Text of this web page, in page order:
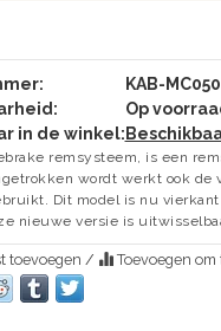
KAB-
Op
in de winkel:
remsysteem, is een
wordt werkt ook de
Dit model is nu
nieuwe versie is
toevoegen / Toevoegen